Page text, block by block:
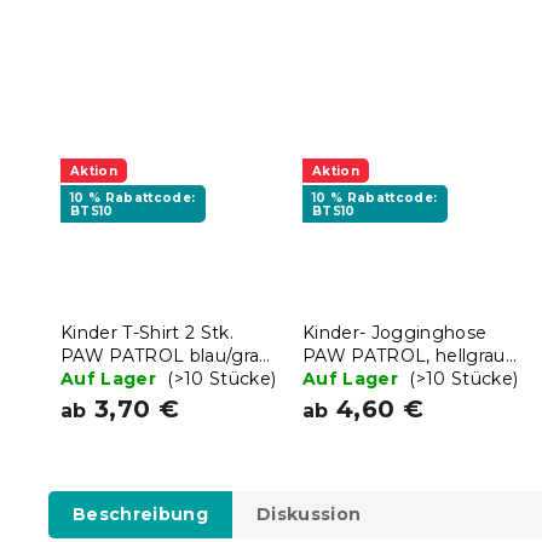
Aktion
10 % Rabattcode:
BTS10
Kinder T-Shirt 2 Stk.
PAW PATROL blau/grau
- verschiedene Größen
Auf Lager (>10 Stücke)
ab 3,70 €
Aktion
10 % Rabattcode:
BTS10
Kinder- Jogginghose
PAW PATROL, hellgrau –
verschiedene Größen
Auf Lager (>10 Stücke)
ab 4,60 €
Beschreibung Diskussion